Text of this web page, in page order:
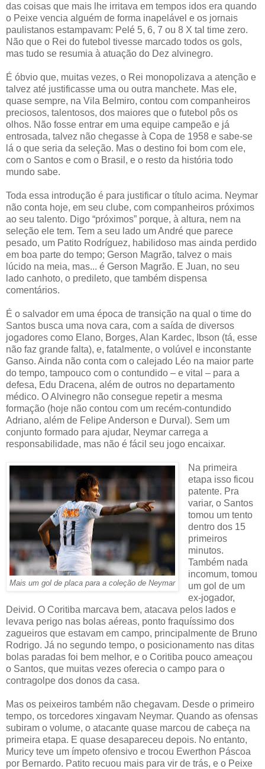
das coisas que mais lhe irritava em tempos idos era quando
o Peixe vencia alguém de forma inapelável e os jornais
paulistanos estampavam: Pelé 5, 6, 7 ou 8 X tal time zero.
Não que o Rei do futebol tivesse marcado todos os gols,
mas tudo se resumia à atuação do Dez alvinegro.
É óbvio que, muitas vezes, o Rei monopolizava a atenção e
talvez até justificasse uma ou outra manchete. Mas ele,
quase sempre, na Vila Belmiro, contou com companheiros
preciosos, talentosos, dos maiores que o futebol pôs os
olhos. Não fosse entrar em uma equipe campeão e já
entrosada, talvez não chegasse à Copa de 1958 e sabe-se
lá o que seria da seleção. Mas o destino foi bom com ele,
com o Santos e com o Brasil, e o resto da história todo
mundo sabe.
Toda essa introdução é para justificar o título acima. Neymar
não conta hoje, em seu clube, com companheiros próximos
ao seu talento. Digo “próximos” porque, à altura, nem na
seleção ele tem. Tem a seu lado um André que parece
pesado, um Patito Rodríguez, habilidoso mas ainda perdido
em boa parte do tempo; Gerson Magrão, talvez o mais
lúcido na meia, mas... é Gerson Magrão. E Juan, no seu
lado canhoto, o predileto, que também dispensa
comentários.
É o salvador em uma época de transição na qual o time do
Santos busca uma nova cara, com a saída de diversos
jogadores como Elano, Borges, Alan Kardec, Ibson (tá, esse
não faz grande falta), e, fatalmente, o volúvel e inconstante
Ganso. Ainda não conta com o calejado Léo na maior parte
do tempo, tampouco com o contundido – e vital – para a
defesa, Edu Dracena, além de outros no departamento
médico. O Alvinegro não consegue repetir a mesma
formação (hoje não contou com um recém-contundido
Adriano, além de Felipe Anderson e Durval). Sem um
conjunto formado para ajudar, Neymar carrega a
responsabilidade, mas não é fácil seu jogo encaixar.
Mais um gol de placa para a coleção de Neymar
Na primeira
etapa isso ficou
patente. Pra
variar, o Santos
tomou um tento
dentro dos 15
primeiros
minutos.
Também nada
incomum, tomou
um gol de um
ex-jogador,
Deivid. O Coritiba marcava bem, atacava pelos lados e
levava perigo nas bolas aéreas, ponto fraquíssimo dos
zagueiros que estavam em campo, principalmente de Bruno
Rodrigo. Já no segundo tempo, o posicionamento nas ditas
bolas paradas foi bem melhor, e o Coritiba pouco ameaçou
o Santos, que muitas vezes oferecia o campo para o
contragolpe dos donos da casa.
Mas os peixeiros também não chegavam. Desde o primeiro
tempo, os torcedores xingavam Neymar. Quando as ofensas
subiram o volume, o atacante quase marcou de cabeça na
primeira etapa. E quase desapareceu depois. No entanto,
Muricy teve um ímpeto ofensivo e trocou Ewerthon Páscoa
por Bernardo. Patito recuou mais para vir de trás, e o Peixe